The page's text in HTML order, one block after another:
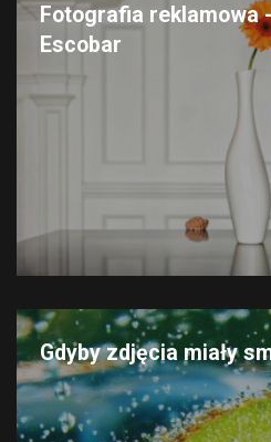
Fotografia reklamowa
Escobar
Gdyby zdjęcia miały